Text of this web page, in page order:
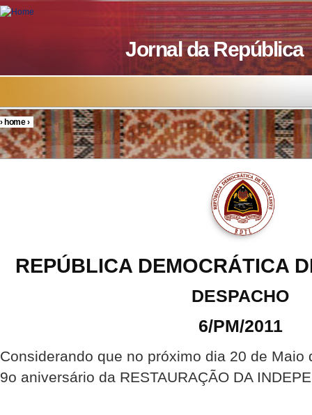
Skip to main content
Jornal da República
You are here
›home›
REPÚBLICA DEMOCRÁTICA
DESPACHO
6/PM/2011
Considerando que no próximo dia 20 de Maio
9o aniversário da RESTAURAÇÃO DA